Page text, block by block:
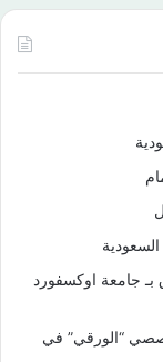
السعودية
بـ جامعة اوكسفورد
“الورقي” في